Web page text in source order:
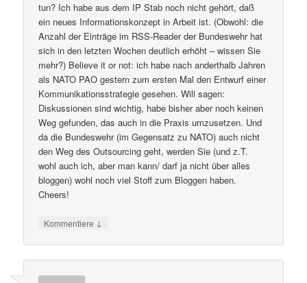
tun? Ich habe aus dem IP Stab noch nicht gehört, daß
ein neues Informationskonzept in Arbeit ist. (Obwohl: die
Anzahl der Einträge im RSS-Reader der Bundeswehr hat
sich in den letzten Wochen deutlich erhöht – wissen Sie
mehr?) Believe it or not: ich habe nach anderthalb Jahren
als NATO PAO gestern zum ersten Mal den Entwurf einer
Kommunikationsstrategie gesehen. Will sagen:
Diskussionen sind wichtig, habe bisher aber noch keinen
Weg gefunden, das auch in die Praxis umzusetzen. Und
da die Bundeswehr (im Gegensatz zu NATO) auch nicht
den Weg des Outsourcing geht, werden Sie (und z.T.
wohl auch ich, aber man kann/ darf ja nicht über alles
bloggen) wohl noch viel Stoff zum Bloggen haben.
Cheers!
Kommentiere ↓